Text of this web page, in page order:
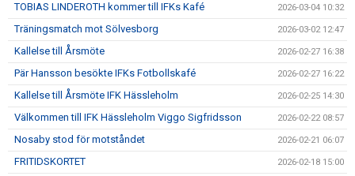
TOBIAS LINDEROTH kommer till IFKs Kafé 2026-03-04 10:32
Träningsmatch mot Sölvesborg 2026-03-02 12:47
Kallelse till Årsmöte 2026-02-27 16:38
Pär Hansson besökte IFKs Fotbollskafé 2026-02-27 16:22
Kallelse till Årsmöte IFK Hässleholm 2026-02-25 14:30
Välkommen till IFK Hässleholm Viggo Sigfridsson 2026-02-22 08:57
Nosaby stod för motståndet 2026-02-21 06:07
FRITIDSKORTET 2026-02-18 15:00